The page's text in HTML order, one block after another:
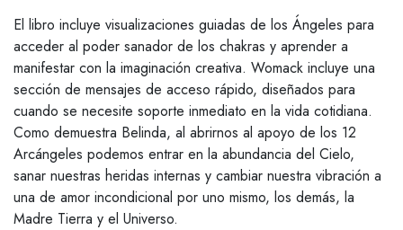
El libro incluye visualizaciones guiadas de los Ángeles para
acceder al poder sanador de los chakras y aprender a
manifestar con la imaginación creativa. Womack incluye una
sección de mensajes de acceso rápido, diseñados para
cuando se necesite soporte inmediato en la vida cotidiana.
Como demuestra Belinda, al abrirnos al apoyo de los 12
Arcángeles podemos entrar en la abundancia del Cielo,
sanar nuestras heridas internas y cambiar nuestra vibración a
una de amor incondicional por uno mismo, los demás, la
Madre Tierra y el Universo.